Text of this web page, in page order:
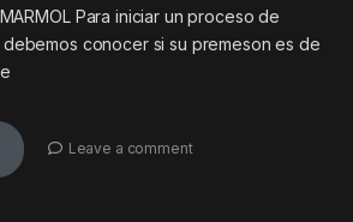
Para iniciar un proceso de
conocer si su premeson es de
Leave a comment